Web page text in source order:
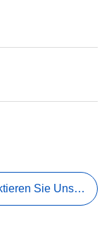
Sie Uns Jetzt